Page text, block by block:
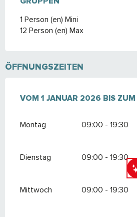
1 Person (en) Mini
12 Person (en) Max
ÖFFNUNGSZEITEN
VOM 1 JANUAR 2026 BIS ZUM
VOM 1 JANUAR 2026 BIS ZUM
Montag 09:00 - 19:30
Dienstag 09:00 - 19:30
Mittwoch 09:00 - 19:30